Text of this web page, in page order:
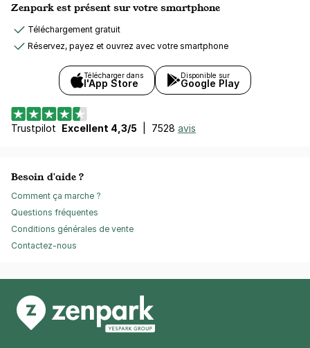
Zenpark est présent sur votre smartphone
Téléchargement gratuit
Réservez, payez et ouvrez avec votre smartphone
Télécharger dans
l'App Store
Disponible sur
Google Play
Trustpilot Excellent 4,3/5 7528 avis
Besoin d'aide ?
Comment ça marche ?
Questions fréquentes
Conditions générales de vente
Contactez-nous